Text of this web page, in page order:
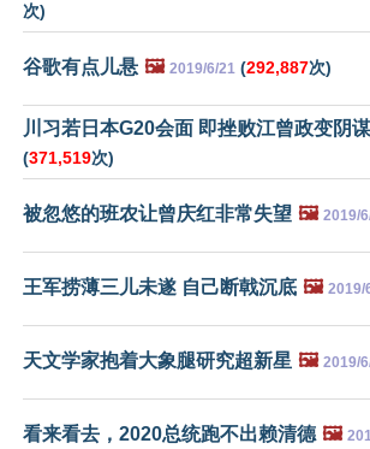
次)
谷歌有点儿悬 🖼️ 2019/6/21 (292,887次)
川习若日本G20会面 即挫败江曾政变阴谋
(371,519次)
被忽悠的班农让曾庆红非常失望 🖼️ 2019/
王军捞薄三儿未遂 自己断戟沉底 🖼️ 2019/
天文学家抱着大象腿研究超新星 🖼️ 2019/
看来看去，2020总统跑不出赖清德 🖼️